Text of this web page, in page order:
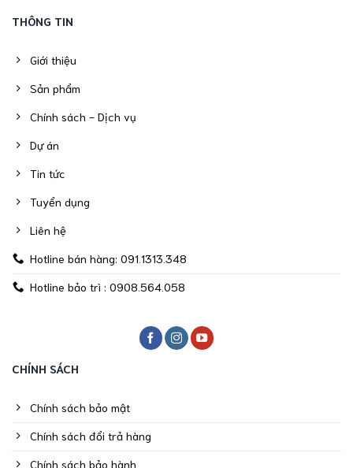
THÔNG TIN
Giới thiệu
Sản phẩm
Chính sách - Dịch vụ
Dự án
Tin tức
Tuyển dụng
Liên hệ
Hotline bán hàng: 091.1313.348
Hotline bảo trì : 0908.564.058
CHÍNH SÁCH
Chính sách bảo mật
Chính sách đổi trả hàng
Chính sách bảo hành